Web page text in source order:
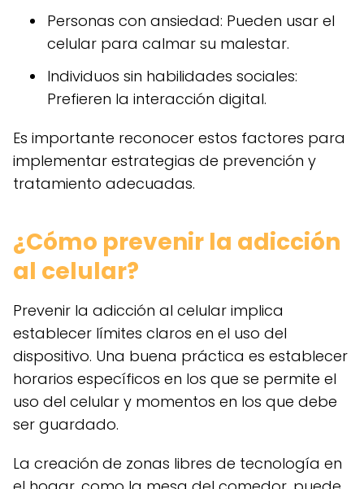
Personas con ansiedad: Pueden usar el
celular para calmar su malestar.
Individuos sin habilidades sociales:
Prefieren la interacción digital.
Es importante reconocer estos factores para
implementar estrategias de prevención y
tratamiento adecuadas.
¿Cómo prevenir la adicción
al celular?
Prevenir la adicción al celular implica
establecer límites claros en el uso del
dispositivo. Una buena práctica es establecer
horarios específicos en los que se permite el
uso del celular y momentos en los que debe
ser guardado.
La creación de zonas libres de tecnología en